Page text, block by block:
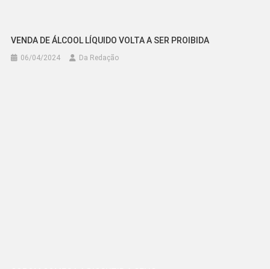
VENDA DE ÁLCOOL LÍQUIDO VOLTA A SER PROIBIDA
06/04/2024 Da Redação